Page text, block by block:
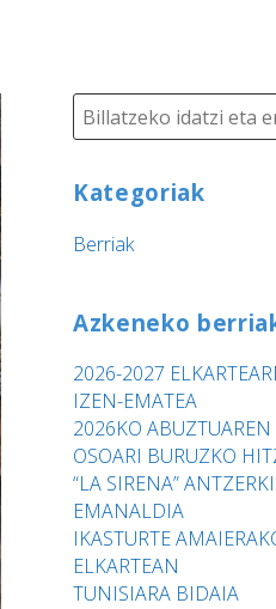
Kategoriak
Berriak
Azkeneko
2026-2027
IZEN-EMATEA
2026KO
OSOARI BURUZKO
“LA SIRENA”
EMANALDIA
IKASTURTE
ELKARTEAN
TUNISIARA BIDAIA